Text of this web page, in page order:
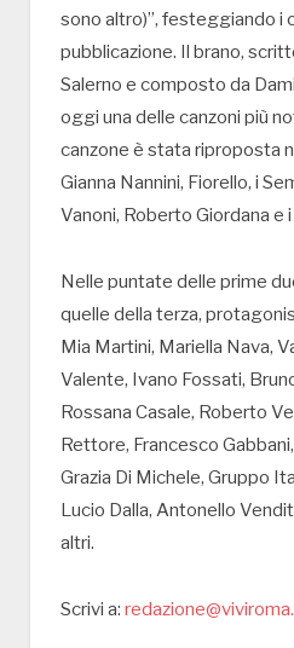
sono altro)”, festeggiando i
pubblicazione. Il brano,
Salerno e composto da
oggi una delle canzoni più
canzone è stata riproposta
Gianna Nannini, Fiorello, i
Vanoni, Roberto Giordana e
Nelle puntate delle prime
quelle della terza,
Mia Martini, Mariella Nava,
Valente, Ivano Fossati,
Rossana Casale, Roberto
Rettore, Francesco
Grazia Di Michele, Gruppo
Lucio Dalla, Antonello
altri.
Scrivi a: